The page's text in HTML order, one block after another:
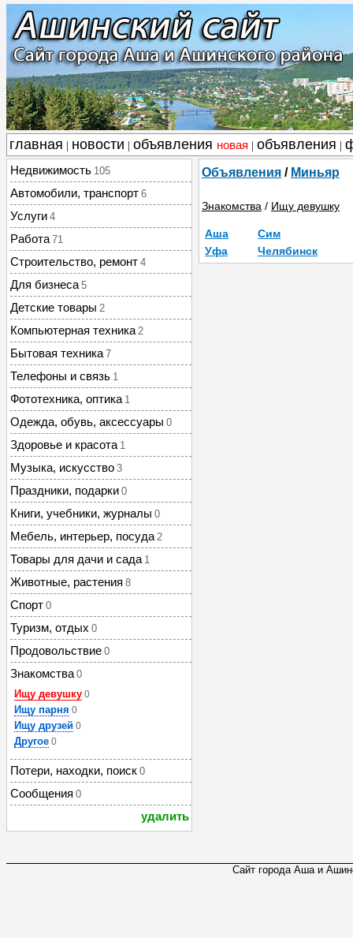
главная новости объявления новая объявления
Недвижимость 105
Автомобили, транспорт 6
Услуги 4
Работа 71
Строительство, ремонт 4
Для бизнеса 5
Детские товары 2
Компьютерная техника 2
Бытовая техника 7
Телефоны и связь 1
Фототехника, оптика 1
Одежда, обувь, аксессуары 0
Здоровье и красота 1
Музыка, искусство 3
Праздники, подарки 0
Книги, учебники, журналы 0
Мебель, интерьер, посуда 2
Товары для дачи и сада 1
Животные, растения 8
Спорт 0
Туризм, отдых 0
Продовольствие 0
Знакомства 0
Ищу девушку 0
Ищу парня 0
Ищу друзей 0
Другое 0
Потери, находки, поиск 0
Сообщения 0
удалить
Объявления / Миньяр
Знакомства / Ищу девушку
Аша
Сим
Уфа
Челябинск
Сайт города Аша и